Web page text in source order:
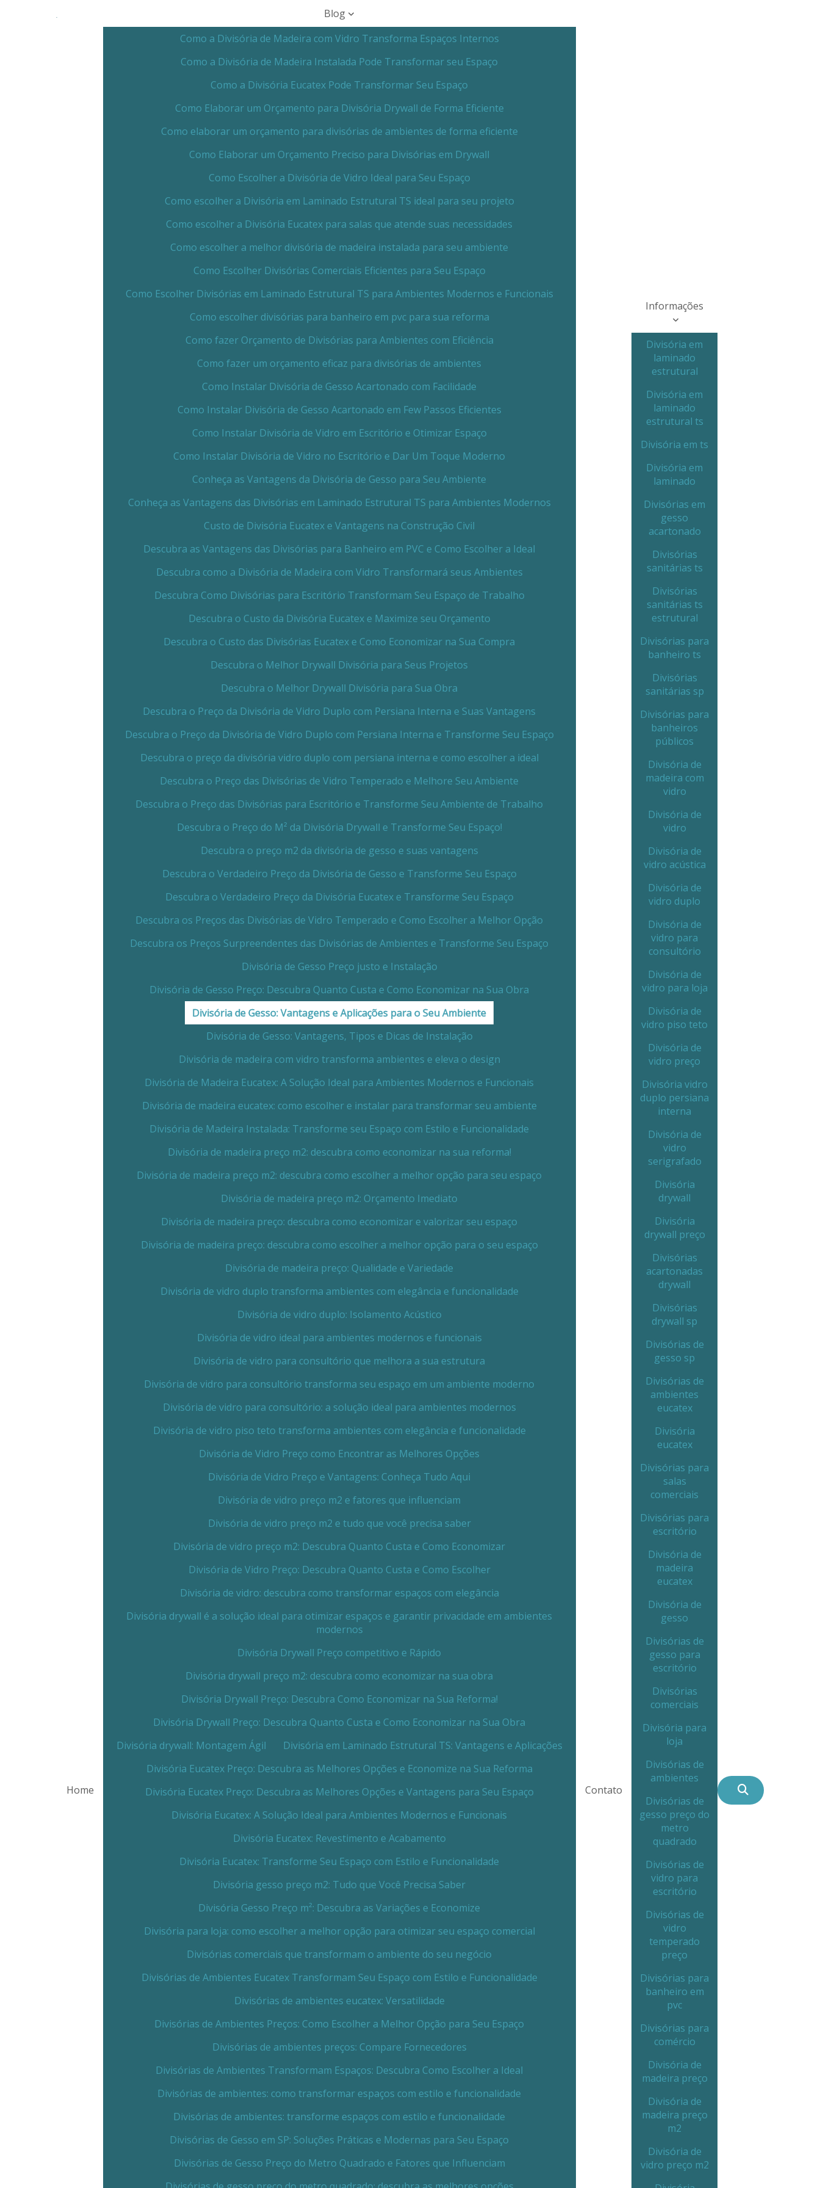
Home
Blog
Como a Divisória de Madeira com Vidro Transforma Espaços Internos
Como a Divisória de Madeira Instalada Pode Transformar seu Espaço
Como a Divisória Eucatex Pode Transformar Seu Espaço
Como Elaborar um Orçamento para Divisória Drywall de Forma Eficiente
Como elaborar um orçamento para divisórias de ambientes de forma eficiente
Como Elaborar um Orçamento Preciso para Divisórias em Drywall
Como Escolher a Divisória de Vidro Ideal para Seu Espaço
Como escolher a Divisória em Laminado Estrutural TS ideal para seu projeto
Como escolher a Divisória Eucatex para salas que atende suas necessidades
Como escolher a melhor divisória de madeira instalada para seu ambiente
Como Escolher Divisórias Comerciais Eficientes para Seu Espaço
Como Escolher Divisórias em Laminado Estrutural TS para Ambientes Modernos e Funcionais
Como escolher divisórias para banheiro em pvc para sua reforma
Como fazer Orçamento de Divisórias para Ambientes com Eficiência
Como fazer um orçamento eficaz para divisórias de ambientes
Como Instalar Divisória de Gesso Acartonado com Facilidade
Como Instalar Divisória de Gesso Acartonado em Few Passos Eficientes
Como Instalar Divisória de Vidro em Escritório e Otimizar Espaço
Como Instalar Divisória de Vidro no Escritório e Dar Um Toque Moderno
Conheça as Vantagens da Divisória de Gesso para Seu Ambiente
Conheça as Vantagens das Divisórias em Laminado Estrutural TS para Ambientes Modernos
Custo de Divisória Eucatex e Vantagens na Construção Civil
Descubra as Vantagens das Divisórias para Banheiro em PVC e Como Escolher a Ideal
Descubra como a Divisória de Madeira com Vidro Transformará seus Ambientes
Descubra Como Divisórias para Escritório Transformam Seu Espaço de Trabalho
Descubra o Custo da Divisória Eucatex e Maximize seu Orçamento
Descubra o Custo das Divisórias Eucatex e Como Economizar na Sua Compra
Descubra o Melhor Drywall Divisória para Seus Projetos
Descubra o Melhor Drywall Divisória para Sua Obra
Descubra o Preço da Divisória de Vidro Duplo com Persiana Interna e Suas Vantagens
Descubra o Preço da Divisória de Vidro Duplo com Persiana Interna e Transforme Seu Espaço
Descubra o preço da divisória vidro duplo com persiana interna e como escolher a ideal
Descubra o Preço das Divisórias de Vidro Temperado e Melhore Seu Ambiente
Descubra o Preço das Divisórias para Escritório e Transforme Seu Ambiente de Trabalho
Descubra o Preço do M² da Divisória Drywall e Transforme Seu Espaço!
Descubra o preço m2 da divisória de gesso e suas vantagens
Descubra o Verdadeiro Preço da Divisória de Gesso e Transforme Seu Espaço
Descubra o Verdadeiro Preço da Divisória Eucatex e Transforme Seu Espaço
Descubra os Preços das Divisórias de Vidro Temperado e Como Escolher a Melhor Opção
Descubra os Preços Surpreendentes das Divisórias de Ambientes e Transforme Seu Espaço
Divisória de Gesso Preço justo e Instalação
Divisória de Gesso Preço: Descubra Quanto Custa e Como Economizar na Sua Obra
Divisória de Gesso: Vantagens e Aplicações para o Seu Ambiente
Divisória de Gesso: Vantagens, Tipos e Dicas de Instalação
Divisória de madeira com vidro transforma ambientes e eleva o design
Divisória de Madeira Eucatex: A Solução Ideal para Ambientes Modernos e Funcionais
Divisória de madeira eucatex: como escolher e instalar para transformar seu ambiente
Divisória de Madeira Instalada: Transforme seu Espaço com Estilo e Funcionalidade
Divisória de madeira preço m2: descubra como economizar na sua reforma!
Divisória de madeira preço m2: descubra como escolher a melhor opção para seu espaço
Divisória de madeira preço m2: Orçamento Imediato
Divisória de madeira preço: descubra como economizar e valorizar seu espaço
Divisória de madeira preço: descubra como escolher a melhor opção para o seu espaço
Divisória de madeira preço: Qualidade e Variedade
Divisória de vidro duplo transforma ambientes com elegância e funcionalidade
Divisória de vidro duplo: Isolamento Acústico
Divisória de vidro ideal para ambientes modernos e funcionais
Divisória de vidro para consultório que melhora a sua estrutura
Divisória de vidro para consultório transforma seu espaço em um ambiente moderno
Divisória de vidro para consultório: a solução ideal para ambientes modernos
Divisória de vidro piso teto transforma ambientes com elegância e funcionalidade
Divisória de Vidro Preço como Encontrar as Melhores Opções
Divisória de Vidro Preço e Vantagens: Conheça Tudo Aqui
Divisória de vidro preço m2 e fatores que influenciam
Divisória de vidro preço m2 e tudo que você precisa saber
Divisória de vidro preço m2: Descubra Quanto Custa e Como Economizar
Divisória de Vidro Preço: Descubra Quanto Custa e Como Escolher
Divisória de vidro: descubra como transformar espaços com elegância
Divisória drywall é a solução ideal para otimizar espaços e garantir privacidade em ambientes
modernos
Divisória Drywall Preço competitivo e Rápido
Divisória drywall preço m2: descubra como economizar na sua obra
Divisória Drywall Preço: Descubra Como Economizar na Sua Reforma!
Divisória Drywall Preço: Descubra Quanto Custa e Como Economizar na Sua Obra
Divisória drywall: Montagem Ágil
Divisória em Laminado Estrutural TS: Vantagens e Aplicações
Divisória Eucatex Preço: Descubra as Melhores Opções e Economize na Sua Reforma
Divisória Eucatex Preço: Descubra as Melhores Opções e Vantagens para Seu Espaço
Divisória Eucatex: A Solução Ideal para Ambientes Modernos e Funcionais
Divisória Eucatex: Revestimento e Acabamento
Divisória Eucatex: Transforme Seu Espaço com Estilo e Funcionalidade
Divisória gesso preço m2: Tudo que Você Precisa Saber
Divisória Gesso Preço m²: Descubra as Variações e Economize
Divisória para loja: como escolher a melhor opção para otimizar seu espaço comercial
Divisórias comerciais que transformam o ambiente do seu negócio
Divisórias de Ambientes Eucatex Transformam Seu Espaço com Estilo e Funcionalidade
Divisórias de ambientes eucatex: Versatilidade
Divisórias de Ambientes Preços: Como Escolher a Melhor Opção para Seu Espaço
Divisórias de ambientes preços: Compare Fornecedores
Divisórias de Ambientes Transformam Espaços: Descubra Como Escolher a Ideal
Divisórias de ambientes: como transformar espaços com estilo e funcionalidade
Divisórias de ambientes: transforme espaços com estilo e funcionalidade
Divisórias de Gesso em SP: Soluções Práticas e Modernas para Seu Espaço
Divisórias de Gesso Preço do Metro Quadrado e Fatores que Influenciam
Contato
Informações
Divisória em
laminado
estrutural
Divisória em
laminado
estrutural ts
Divisória em ts
Divisória em
laminado
Divisórias em
gesso
acartonado
Divisórias
sanitárias ts
Divisórias
sanitárias ts
estrutural
Divisórias para
banheiro ts
Divisórias
sanitárias sp
Divisórias para
banheiros
públicos
Divisória de
madeira com
vidro
Divisória de
vidro
Divisória de
vidro acústica
Divisória de
vidro duplo
Divisória de
vidro para
consultório
Divisória de
vidro para loja
Divisória de
vidro piso teto
Divisória de
vidro preço
Divisória vidro
duplo persiana
interna
Divisória de
vidro
serigrafado
Divisória
drywall
Divisória
drywall preço
Divisórias
acartonadas
drywall
Divisórias
drywall sp
Divisórias de
gesso sp
Divisórias de
ambientes
eucatex
Divisória
eucatex
Divisórias para
salas
comerciais
Divisórias para
escritório
Divisória de
madeira
eucatex
Divisória de
gesso
Divisórias de
gesso para
escritório
Divisórias
comerciais
Divisória para
loja
Divisórias de
ambientes
Divisórias de
gesso preço do
metro
quadrado
Divisórias de
vidro para
escritório
Divisórias de
vidro
temperado
preço
Divisórias para
banheiro em
pvc
Divisórias para
comércio
Divisória de
madeira preço
Divisória de
madeira preço
m2
Divisória de
vidro preço m2